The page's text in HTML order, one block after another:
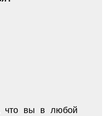
что вы в любой